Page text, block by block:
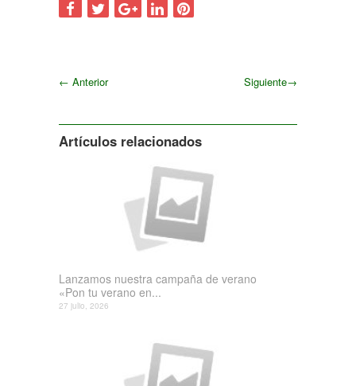
← Anterior Siguiente→
Artículos relacionados
Lanzamos nuestra campaña de verano
«Pon tu verano en...
27 julio, 2026